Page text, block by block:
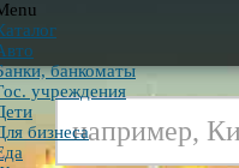
банкоматы
учреждения
бизнеса